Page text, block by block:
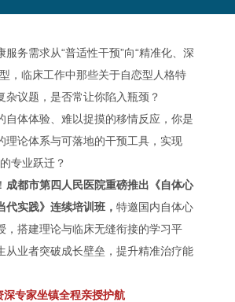
服务需求从“普适性干预”向“精准化、深
，临床工作中那些关于自恋型人格特
杂议题，是否常让你陷入瓶颈？
自体体验、难以捉摸的移情反应，你是
理论体系与可落地的干预工具，实现
专业跃迁？
成都市第四人民医院重磅推出《自体心
代实践》连续培训班， 特邀国内自体心
，搭建理论与临床无缝衔接的学习平
从业者突破成长壁垒，提升精准治疗能
深专家坐镇全程亲授护航